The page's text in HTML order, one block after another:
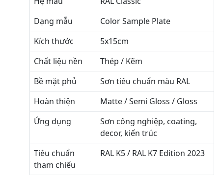
Dạng mẫu
Color Sample Plate
Kích thước
5x15cm
Chất liệu nền
Thép / Kẽm
Bề mặt phủ
Sơn tiêu chuẩn màu RAL
Hoàn thiện
Matte / Semi Gloss / Gloss
Ứng dụng
Sơn công nghiệp, coating,
decor, kiến trúc
Tiêu chuẩn
tham chiếu
RAL K5 / RAL K7 Edition 2023